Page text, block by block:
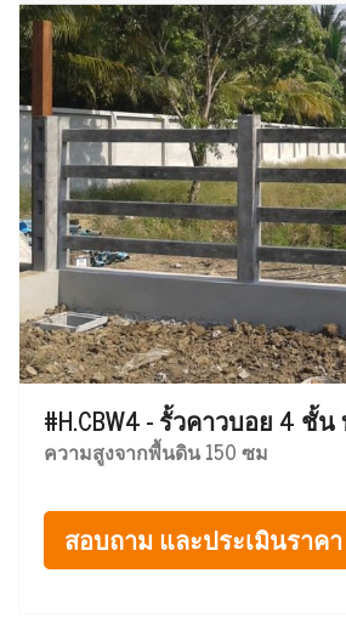
#H.CBW4 - รั้วคาวบอย 4 ชั้
ความสูงจากพื้นดิน 150 ซม
สอบถาม และประเมินราคา